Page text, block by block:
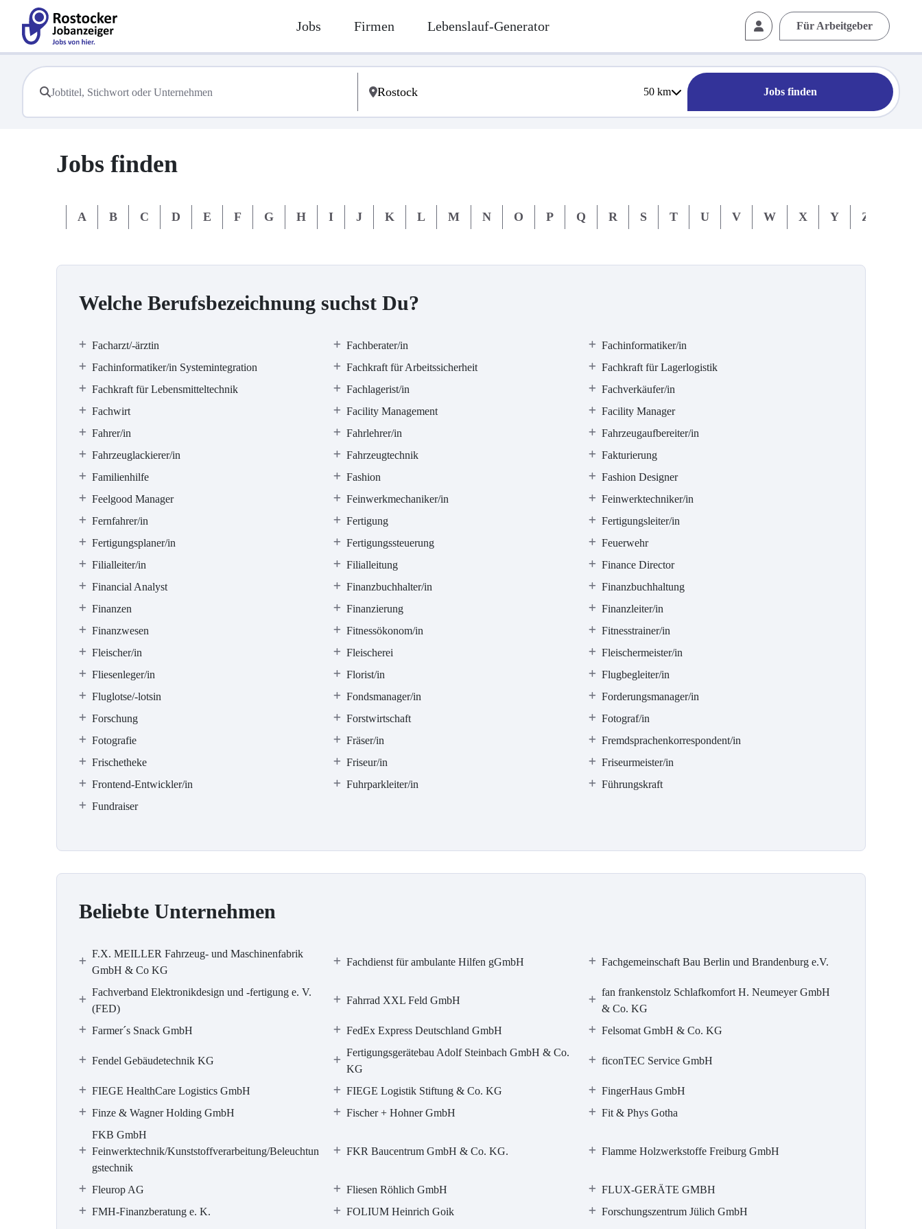
Jobs Firmen Lebenslauf-Generator Für Arbeitgeber
50km Jobs finden
Jobs finden
A B C D E F G H I J K L M N O P Q R S T U V W X Y Z
Welche Berufsbezeichnung suchst Du?
Facharzt/-ärztin Fachberater/in
Fachinformatiker/in
Fachinformatiker/in Systemintegration
Fachkraft für Arbeitssicherheit
Fachkraft für Lagerlogistik
Fachkraft für Lebensmitteltechnik
Fachlagerist/in
Fachverkäufer/in
Fachwirt
Facility Management
Facility Manager
Fahrer/in
Fahrlehrer/in
Fahrzeugaufbereiter/in
Fahrzeuglackierer/in
Fahrzeugtechnik
Fakturierung
Familienhilfe
Fashion
Fashion Designer
Feelgood Manager
Feinwerkmechaniker/in
Feinwerktechniker/in
Fernfahrer/in
Fertigung
Fertigungsleiter/in
Fertigungsplaner/in
Fertigungssteuerung
Feuerwehr
Filialleiter/in
Filialleitung
Finance Director
Financial Analyst
Finanzbuchhalter/in
Finanzbuchhaltung
Finanzen
Finanzierung
Finanzleiter/in
Finanzwesen
Fitnessökonom/in
Fitnesstrainer/in
Fleischer/in
Fleischerei
Fleischermeister/in
Fliesenleger/in
Florist/in
Flugbegleiter/in
Fluglotse/-lotsin
Fondsmanager/in
Forderungsmanager/in
Forschung
Forstwirtschaft
Fotograf/in
Fotografie
Fräser/in
Fremdsprachenkorrespondent/in
Frischetheke
Friseur/in
Friseurmeister/in
Frontend-Entwickler/in
Fuhrparkleiter/in
Führungskraft
Fundraiser
Beliebte Unternehmen
F.X. MEILLER Fahrzeug- und Maschinenfabrik
GmbH & Co KG
Fachdienst für ambulante Hilfen gGmbH Fachgemeinschaft Bau Berlin und Brandenburg e.V.
Fachverband Elektronikdesign und -fertigung e. V.
(FED)
Fahrrad XXL Feld GmbH
fan frankenstolz Schlafkomfort H. Neumeyer GmbH
& Co. KG
Farmer´s Snack GmbH
FedEx Express Deutschland GmbH Felsomat GmbH & Co. KG
Fendel Gebäudetechnik KG
Fertigungsgerätebau Adolf Steinbach GmbH & Co.
KG
ficonTEC Service GmbH
FIEGE HealthCare Logistics GmbH FIEGE Logistik Stiftung & Co. KG
FingerHaus GmbH
Finze & Wagner Holding GmbH
Fischer + Hohner GmbH
Fit & Phys Gotha
FKB GmbH
Feinwerktechnik/Kunststoffverarbeitung/Beleuchtun
gstechnik
FKR Baucentrum GmbH & Co. KG. Flamme Holzwerkstoffe Freiburg GmbH
Fleurop AG Fliesen Röhlich GmbH
FLUX-GERÄTE GMBH
FMH-Finanzberatung e. K.
FOLIUM Heinrich Goik
Forschungszentrum Jülich GmbH